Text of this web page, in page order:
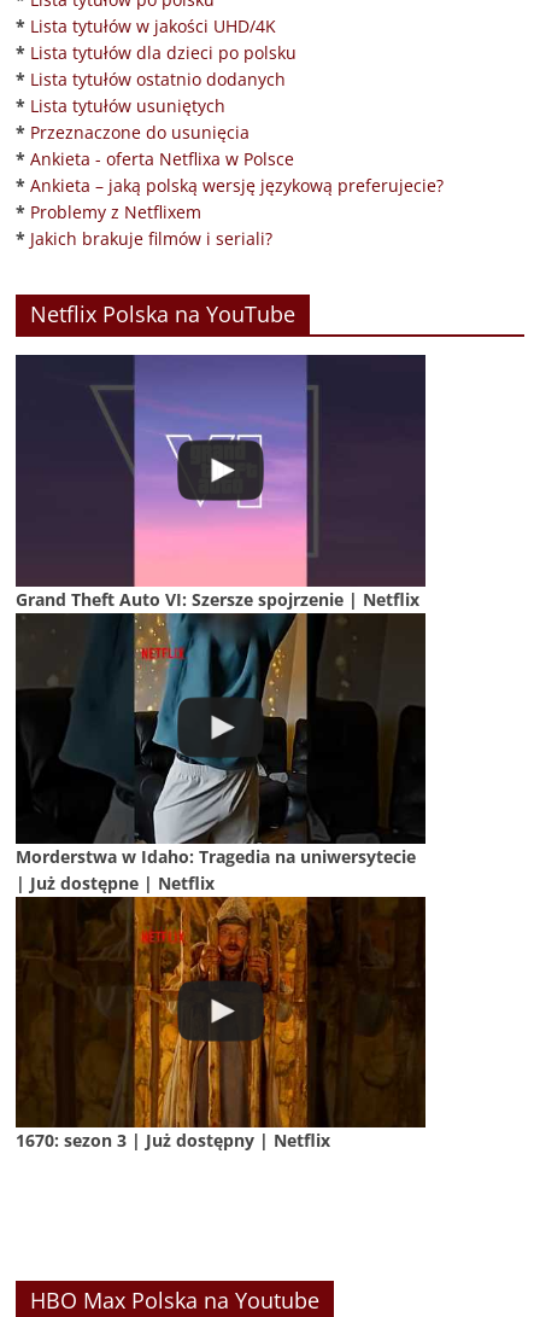
* Lista tytułów w jakości UHD/4K
* Lista tytułów dla dzieci po polsku
* Lista tytułów ostatnio dodanych
* Lista tytułów usuniętych
* Przeznaczone do usunięcia
* Ankieta - oferta Netflixa w Polsce
* Ankieta – jaką polską wersję językową preferujecie?
* Problemy z Netflixem
* Jakich brakuje filmów i seriali?
Netflix Polska na YouTube
Grand Theft Auto VI: Szersze spojrzenie | Netflix
Morderstwa w Idaho: Tragedia na uniwersytecie
| Już dostępne | Netflix
1670: sezon 3 | Już dostępny | Netflix
HBO Max Polska na Youtube